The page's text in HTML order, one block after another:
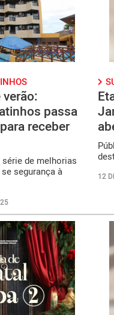
passa
receber
de melhorias
segurança à
12